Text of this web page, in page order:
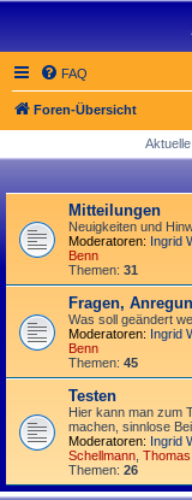
FAQ
Foren-Übersicht
Mitteilungen
Neuigkeiten und
Moderatoren: Ingrid
Benn
Themen: 31
Fragen,
Was soll geändert
Moderatoren: Ingrid
Benn
Themen: 45
Testen
Hier kann man zum
machen, sinnlose
Moderatoren: Ingrid
Schellmann
Themen: 26